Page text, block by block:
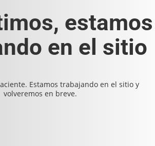
estamos
en el sitio
Estamos trabajando en el sitio y
volveremos en breve.